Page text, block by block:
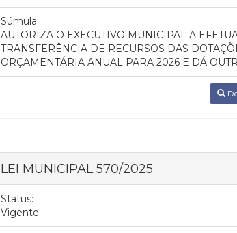
Súmula:
AUTORIZA O EXECUTIVO MUNICIPAL A
TRANSFERÊNCIA DE RECURSOS DAS
ORÇAMENTÁRIA ANUAL PARA 2026 E DÁ
LEI MUNICIPAL 570/2025
Status:
Vigente